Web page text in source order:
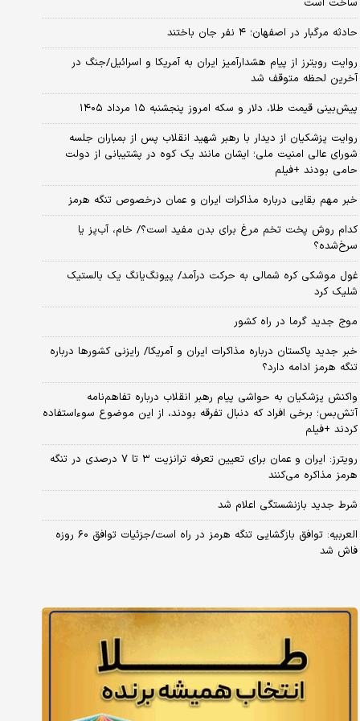
حادثه مرگبار در اصفهان؛ ۴ نفر جان باختند
روایت رویترز از پیام هشدارآمیز ایران به آمریکا و اسرائیل/جنگ در
آخرین لحظه متوقف شد
پیش‌بینی قیمت طلا، دلار و سکه امروز پنجشنبه ۱۵ مرداد ۱۴۰۵
روایت پزشکیان از دیدار با رهبر شهید انقلاب پس از بمباران جلسه
شورای عالی امنیت ملی؛ ایشان مانند یک کوه در پشتیبانی از دولت
حامی بودند +فیلم
خبر مهم بقایی درباره مذاکرات ایران و عمان درخصوص تنگه هرمز
کدام روش پخت تخم مرغ برای بدن مفید است؟/ خام، آب‌پز یا
سرخ‌شده؟
غول موشکی کره شمالی به حرکت درآمد/ پیونگ‌یانگ یک بالستیک
شلیک کرد
موج جدید گرما در راه کشور
خبر جدید پاکستان درباره مذاکرات ایران و آمریکا/ رایزنی کشورها درباره
تنگه هرمز ادامه دارد؟
واکنش پزشکیان به حواشی پیام رهبر انقلاب درباره تفاهم‌نامه
آتش‌بس؛ برخی افراد که دنبال تفرقه بودند، از این موضوع سوءاستفاده
کردند +فیلم
رویترز: ایران و عمان برای تعیین تعرفه ترانزیت ۳ تا ۷ درصدی در تنگه
هرمز مذاکره می‌کنند
شرط جدید بازنشستگی اعلام شد
العربیه: توافق بازگشایی تنگه هرمز در راه است/جزئیات توافق ۶۰ روزه
فاش شد